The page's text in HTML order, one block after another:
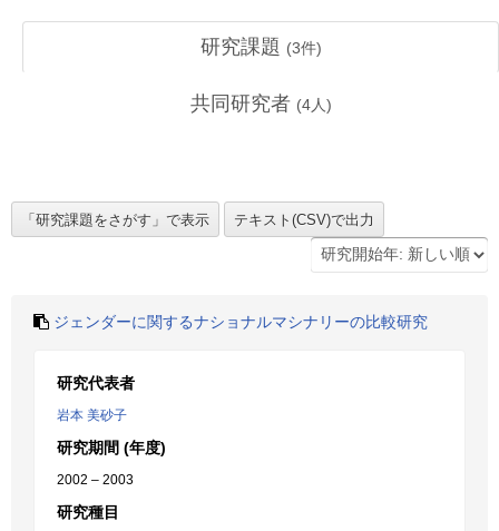
研究課題 (3件)
共同研究者 (4人)
ジェンダーに関するナショナルマシナリーの比較研究
研究代表者
岩本 美砂子
研究期間 (年度)
2002 – 2003
研究種目